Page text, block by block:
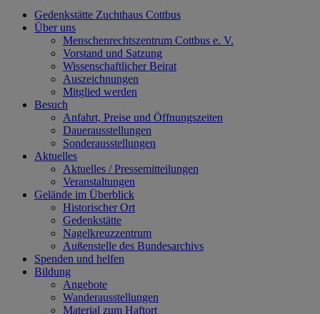
Gedenkstätte Zuchthaus Cottbus
Über uns
Menschenrechtszentrum Cottbus e. V.
Vorstand und Satzung
Wissenschaftlicher Beirat
Auszeichnungen
Mitglied werden
Besuch
Anfahrt, Preise und Öffnungszeiten
Dauerausstellungen
Sonderausstellungen
Aktuelles
Aktuelles / Pressemitteilungen
Veranstaltungen
Gelände im Überblick
Historischer Ort
Gedenkstätte
Nagelkreuzzentrum
Außenstelle des Bundesarchivs
Spenden und helfen
Bildung
Angebote
Wanderausstellungen
Material zum Haftort